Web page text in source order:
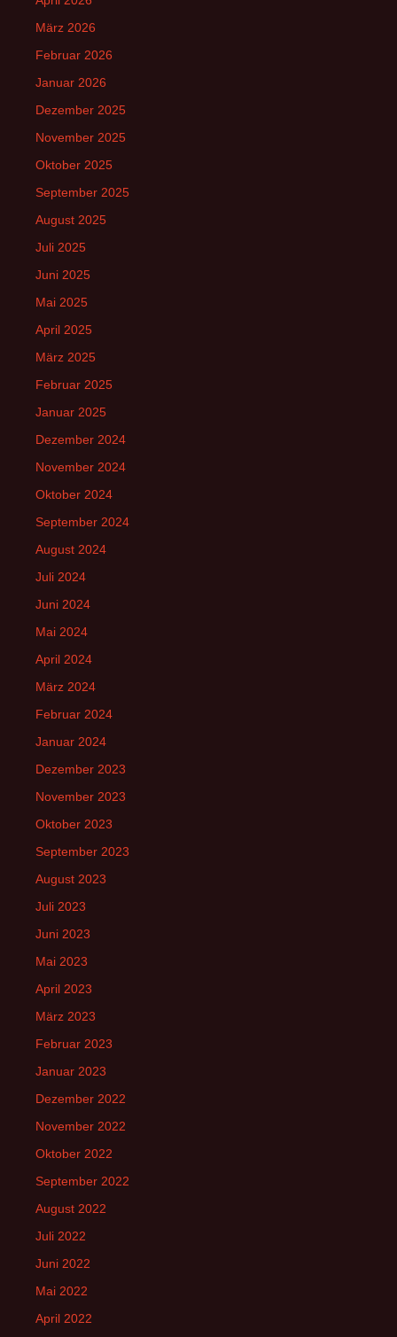
März 2026
Februar 2026
Januar 2026
Dezember 2025
November 2025
Oktober 2025
September 2025
August 2025
Juli 2025
Juni 2025
Mai 2025
April 2025
März 2025
Februar 2025
Januar 2025
Dezember 2024
November 2024
Oktober 2024
September 2024
August 2024
Juli 2024
Juni 2024
Mai 2024
April 2024
März 2024
Februar 2024
Januar 2024
Dezember 2023
November 2023
Oktober 2023
September 2023
August 2023
Juli 2023
Juni 2023
Mai 2023
April 2023
März 2023
Februar 2023
Januar 2023
Dezember 2022
November 2022
Oktober 2022
September 2022
August 2022
Juli 2022
Juni 2022
Mai 2022
April 2022